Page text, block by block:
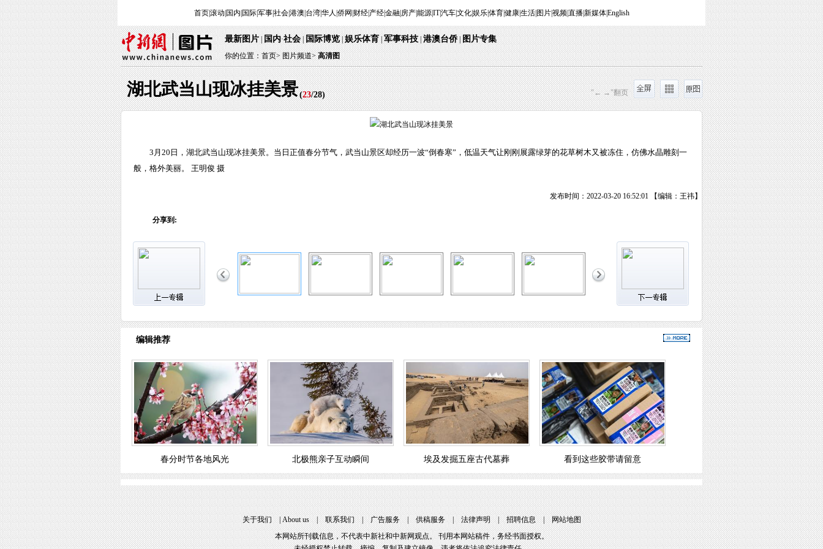
首页|滚动 国内 国际|军事|社会|港澳 台湾|华人 侨网 财经| 产经|金融| 房产|能源|IT|汽车|文化|娱乐|体育|健康|生活| 图片|视频|直播|新媒体|English
最新图片 | 国内·社会 | 国际博览 | 娱乐体育 | 军事科技 | 港澳台侨 | 图片专集
你的位置：首页> 图片频道> 高清图
湖北武当山现冰挂美景 (23/28) "← →"翻页
3月20日，湖北武当山现冰挂美景。当日正值春分节气，武当山景区却经历一波“倒春寒”，低温天气让刚刚展露绿芽的花草树木又被冻住，仿佛水晶雕刻一
般，格外美丽。 王明俊 摄
发布时间：2022-03-20 16:52:01 【编辑：王祎】
分享到:
编辑推荐
春分时节各地风光 北极熊亲子互动瞬间 埃及发掘五座古代墓葬 看到这些胶带请留意
关于我们 | About u | 联系我们 | 广告服务 | 供稿服务 | 法律声明 | 招聘信息 | 网站地图
本网站所刊载信息，不代表中新社和中新网观点。 刊用本网站稿件，务经书面授权。